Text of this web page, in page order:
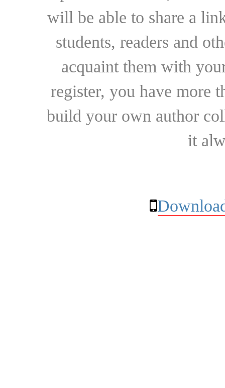
will be able to share a
students, readers and
acquaint them with
register, you have more
build your own author
it